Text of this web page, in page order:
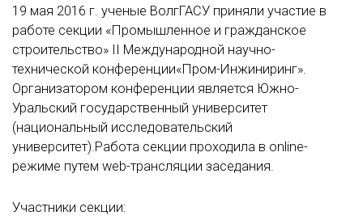
19 мая 2016 г. ученые ВолгГАСУ приняли участие в
работе секции «Промышленное и гражданское
строительство» II Международной научно-
технической конференции«Пром-Инжиниринг».
Организатором конференции является Южно-
Уральский государственный университет
(национальный исследовательский
университет).Работа секции проходила в online-
режиме путем web-трансляции заседания.
Участники секции: